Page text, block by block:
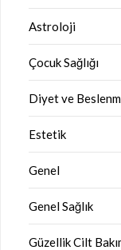
Astroloji
Çocuk Sağlığı
Diyet ve
Estetik
Genel
Genel Sağlık
Güzellik Cilt